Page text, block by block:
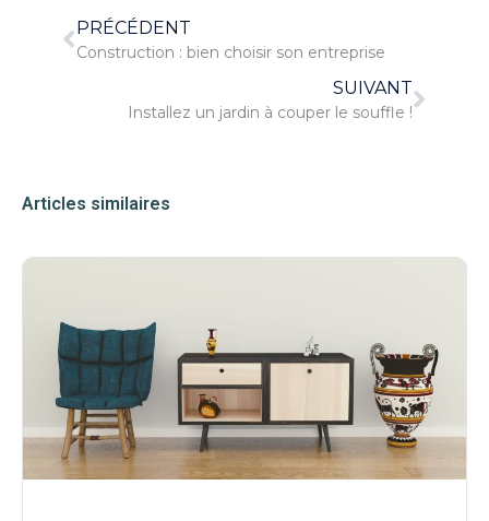
PRÉCÉDENT
Construction : bien choisir son entreprise
SUIVANT
Installez un jardin à couper le souffle !
Articles similaires